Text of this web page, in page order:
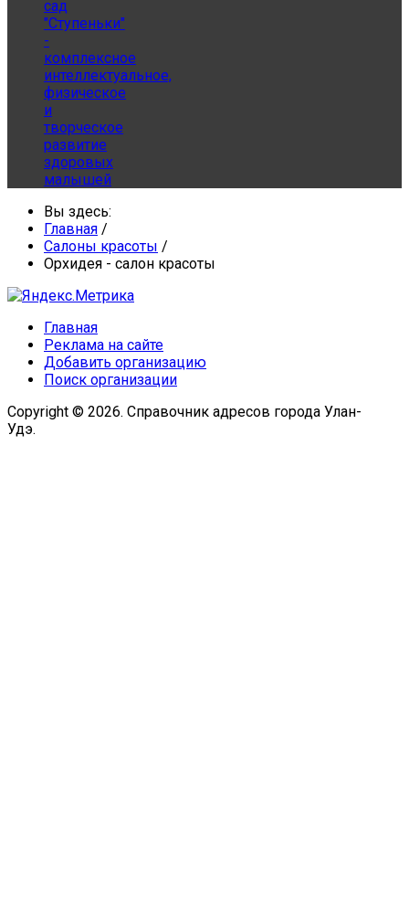
сад
"Ступеньки"
-
комплексное
интеллектуальное,
физическое
и
творческое
развитие
здоровых
малышей
Вы здесь:
Главная /
Салоны красоты /
Орхидея - салон красоты
Главная
Реклама на сайте
Добавить организацию
Поиск организации
Copyright © 2026. Справочник адресов города Улан-
Удэ.